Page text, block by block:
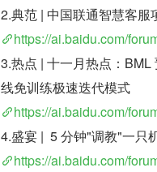
2.典范 | 中国联通智慧客
https://ai.baidu.com/
3.热点 | 十一月热点：
线免训练极速迭代模式
https://ai.baidu.com/
4.盛宴 |  5 分钟"调教"一只
https://ai.baidu.com/